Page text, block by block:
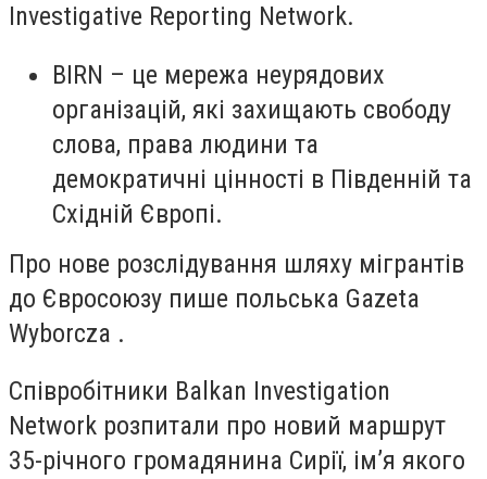
Investigative Reporting Network.
BIRN – це мережа неурядових
організацій, які захищають свободу
слова, права людини та
демократичні цінності в Південній та
Східній Європі.
Про нове розслідування шляху мігрантів
до Євросоюзу пише польська Gazeta
Wyborcza .
Співробітники Balkan Investigation
Network розпитали про новий маршрут
35-річного громадянина Сирії, ім’я якого